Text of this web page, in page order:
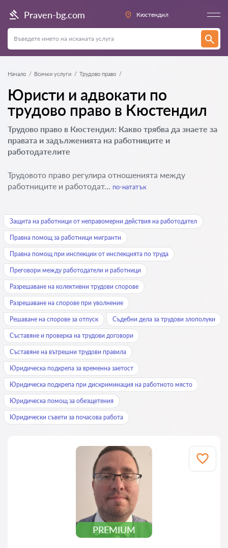
Praven-bg.com Кюстендил
Начало Всички услуги Трудово право
Юристи и адвокати по
трудово право в Кюстендил
Трудово право в Кюстендил: Какво трябва да знаете за
правата и задълженията на работниците и
работодателите
Трудовото право регулира отношенията между
работниците и работодат... по-нататък
Защита на работници от неправомерни действия на работодател
Правна помощ за работници мигранти
Правна помощ при инспекции от инспекцията по труда
Преговори между работодатели и работници
Разрешаване на колективни трудови спорове
Разрешаване на спорове при уволнение
Решаване на спорове за отпуск Съдебни дела за трудови злополуки
Съставяне и проверка на трудови договори
Съставяне на вътрешни трудови правила
Юридическа подкрепа за временна заетост
Юридическа подкрепа при дискриминация на работното място
Юридическа помощ за обезщетения
Юридически съвети за почасова работа
PREMIUM